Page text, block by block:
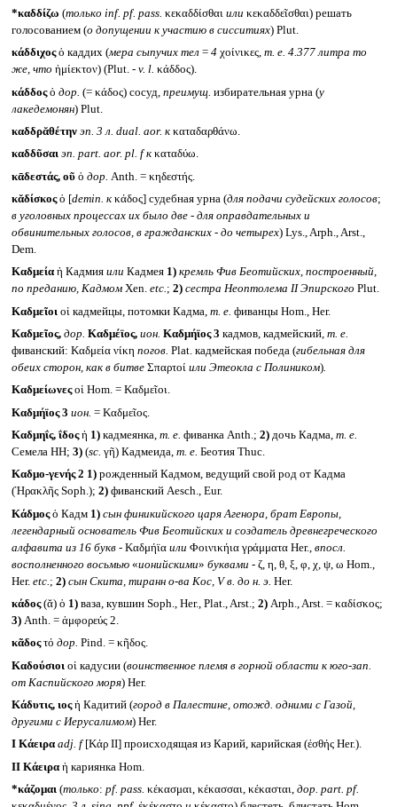
*καδδίζω (только inf. pf. pass. κεκαδδίσθαι или κεκαδδεῖσθαι) решать
голосованием (о допущении к участию в сисситиях) Plut.
κάδδιχοςὁ каддих (мера сыпучих тел= 4χοίνικες, т. е. 4.377 литра то
же, что ἡμίεκτον) (Plut. - v. l. κάδδος).
κάδδοςὁ дор. (= κάδος) сосуд, преимущ. избирательная урна (у
лакедемонян) Plut.
καδδρᾰθέτην эп. 3 л. dual. aor. кκαταδαρθάνω.
καδδῦσαι эп. part. aor. pl. f кκαταδύω.
κᾱδεστάς, οῦὁ дор. Anth. = κηδεστής.
κᾰδίσκοςὁ [demin. кκάδος] судебная урна (для подачи судейских голосов;
в уголовных процессах их было две - для оправдательных и
обвинительных голосов, в гражданских - до четырех) Lys., Arph., Arst.,
Dem.
Καδμείαἡ Кадмия или Кадмея 1) кремль Фив Беотийских, построенный,
по преданию, КадмомXen. etc.; 2) сестра Неоптолема II Эпирского Plut.
Καδμεῖοι οἱ кадмейцы, потомки Кадма, т. е. фиванцы Hom., Her.
Καδμεῖος, дор. Καδμέϊος, ион. Καδμήϊος 3 кадмов, кадмейский, т. е.
фиванский: Καδμεία νίκη погов. Plat. кадмейская победа (гибельная для
обеих сторон, как в битвеΣπαρτοί или Этеокла с Полиником).
Καδμείωνεςοἱ Hom. = Καδμεῖοι.
Καδμήϊος 3 ион. = Καδμεῖος.
Καδμηΐς, ΐδοςἡ 1)кадмеянка, т. е. фиванка Anth.; 2)дочь Кадма, т. е.
Семела HH; 3)(sc. γῆ) Кадмеида, т. е. Беотия Thuc.
Καδμο-γενής 2 1)рожденный Кадмом, ведущий свой род от Кадма
(Ἡρακλῆς Soph.); 2)фиванский Aesch., Eur.
Κάδμοςὁ Кадм 1) сын финикийского царя Агенора, брат Европы,
легендарный основатель Фив Беотийских и создатель древнегреческого
алфавита из 16 букв -Καδμήϊα или Φοινικήια γράμματα Her., впосл.
восполненного восьмью«ионийскими» буквами -ζ, η, θ, ξ, φ, χ, ψ, ω Hom.,
Her. etc. ; 2) сын Скита, тиранн о-ва Кос, V в. до н. э. Her.
κάδος(ᾰ) ὁ 1)ваза, кувшин Soph., Her., Plat., Arst.; 2)Arph., Arst. = καδίσκος;
3)Anth. = ἀμφορεύς 2.
κᾶδοςτό дор. Pind. = κῆδος.
Καδούσιοι οἱ кадусии (воинственное племя в горной области к юго-зап.
от Каспийского моря) Her.
Κάδυτις, ιοςἡ Кадитий (город в Палестине, отожд. одними с Газой,
другими с Иерусалимом) Her.
I Κάειρα adj. f[Κάρ II] происходящая из Карий, карийская (ἐσθής Her.).
II Κάειραἡ кариянка Hom.
*κάζομαι(только: pf. pass. κέκασμαι, κέκασσαι, κέκασται, дор. part. pf.